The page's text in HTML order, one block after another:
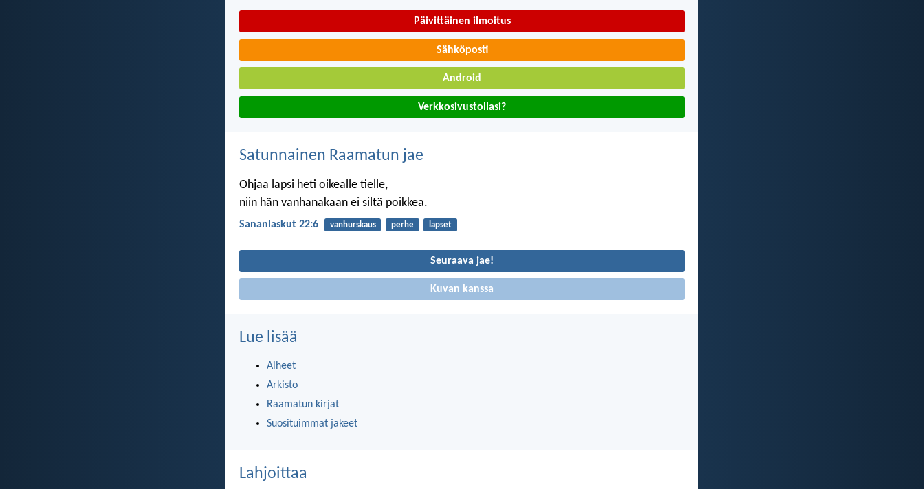
Päivittäinen ilmoitus
Sähköposti
Android
Verkkosivustollasi?
Satunnainen Raamatun jae
Ohjaa lapsi heti oikealle tielle,
niin hän vanhanakaan ei siltä poikkea.
Sananlaskut 22:6 vanhurskaus perhe lapset
Seuraava jae!
Kuvan kanssa
Lue lisää
Aiheet
Arkisto
Raamatun kirjat
Suosituimmat jakeet
Lahjoittaa